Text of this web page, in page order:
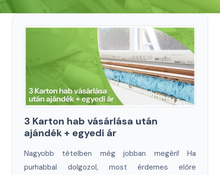
3 Karton hab vásárlása után
ajándék + egyedi ár
Nagyobb tételben még jobban megéri! Ha
purhabbal dolgozol, most érdemes előre